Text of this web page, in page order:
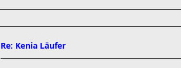
Re: Kenia Läufer